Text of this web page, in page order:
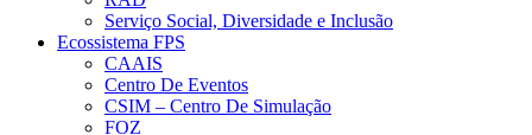
Serviço Social, Diversidade e Inclusão
Ecossistema FPS
CAAIS
Centro De Eventos
CSIM – Centro De Simulação
FOZ